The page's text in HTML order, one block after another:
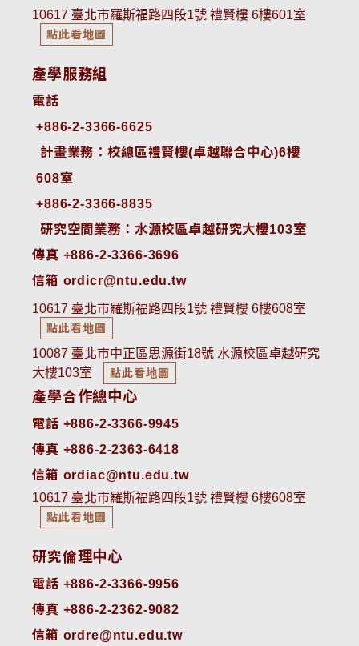
10617 臺北市羅斯福路四段1號 禮賢樓 6樓601室
點此看地圖
產學服務組
電話
+886-2-3366-6625
計畫業務：校總區禮賢樓(卓越聯合中心)6樓
608室
+886-2-3366-8835
研究空間業務：水源校區卓越研究大樓103室
傳真 +886-2-3366-3696
信箱 ordicr@ntu.edu.tw
10617 臺北市羅斯福路四段1號 禮賢樓 6樓608室
點此看地圖
10087 臺北市中正區思源街18號 水源校區卓越研究
大樓103室
點此看地圖
產學合作總中心
電話 +886-2-3366-9945
傳真 +886-2-2363-6418
信箱 ordiac@ntu.edu.tw
10617 臺北市羅斯福路四段1號 禮賢樓 6樓608室
點此看地圖
研究倫理中心
電話 +886-2-3366-9956
傳真 +886-2-2362-9082
信箱 ordre@ntu.edu.tw